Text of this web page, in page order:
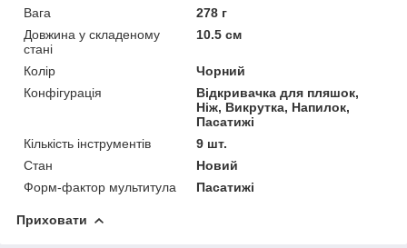
Вага
278 г
Довжина у складеному
стані
10.5 см
Колір
Чорний
Конфігурація
Відкривачка для пляшок,
Ніж, Викрутка, Напилок,
Пасатижі
Кількість інструментів
9 шт.
Стан
Новий
Форм-фактор мультитула
Пасатижі
Приховати